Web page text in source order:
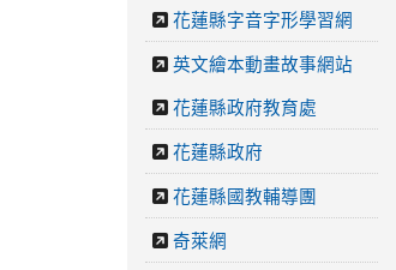
花蓮縣字音字形學習網
英文繪本動畫故事網站
花蓮縣政府教育處
花蓮縣政府
花蓮縣國教輔導團
奇萊網